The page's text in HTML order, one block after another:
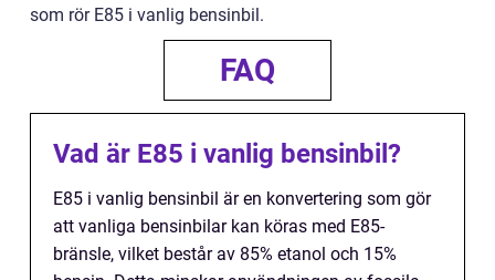
som rör E85 i vanlig bensinbil.
FAQ
Vad är E85 i vanlig bensinbil?
E85 i vanlig bensinbil är en konvertering som gör
att vanliga bensinbilar kan köras med E85-
bränsle, vilket består av 85% etanol och 15%